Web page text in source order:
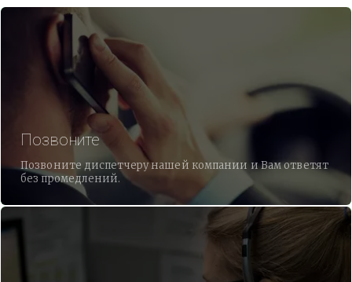
Позвоните
Позвоните диспетчеру нашей компании и Вам ответят
без промедлений.